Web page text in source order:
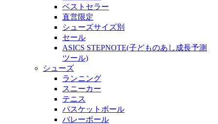
ベストセラー
直営限定
シューズサイズ別
セール
ASICS STEPNOTE(子どものあし成長予測
ツール)
シューズ
ランニング
スニーカー
テニス
バスケットボール
バレーボール